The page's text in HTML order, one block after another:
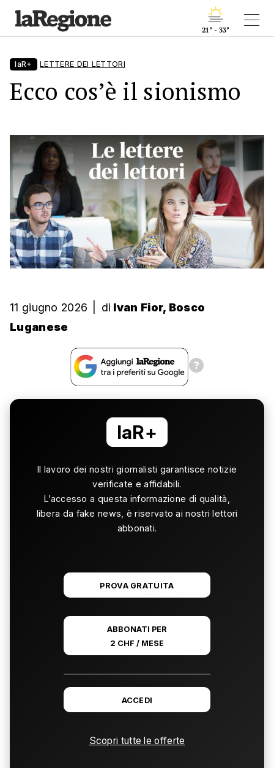
21° - 33°
laR+ LETTERE DEI LETTORI
Ecco cos’è il sionismo
11 giugno 2026 di Ivan Fior, Bosco
Luganese
laR+
Il lavoro dei nostri giornalisti garantisce notizie
verificate e affidabili.
L’accesso a questa informazione di qualità,
libera da fake news, è riservato ai nostri lettori
abbonati.
PROVA GRATUITA
ABBONATI PER
2 CHF / MESE
ACCEDI
Scopri tutte le offerte